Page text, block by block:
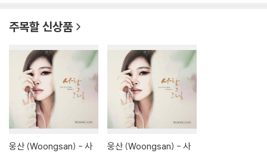
주목할 신상품
웅산 (Woongsan) - 사
웅산 (Woongsan) - 사